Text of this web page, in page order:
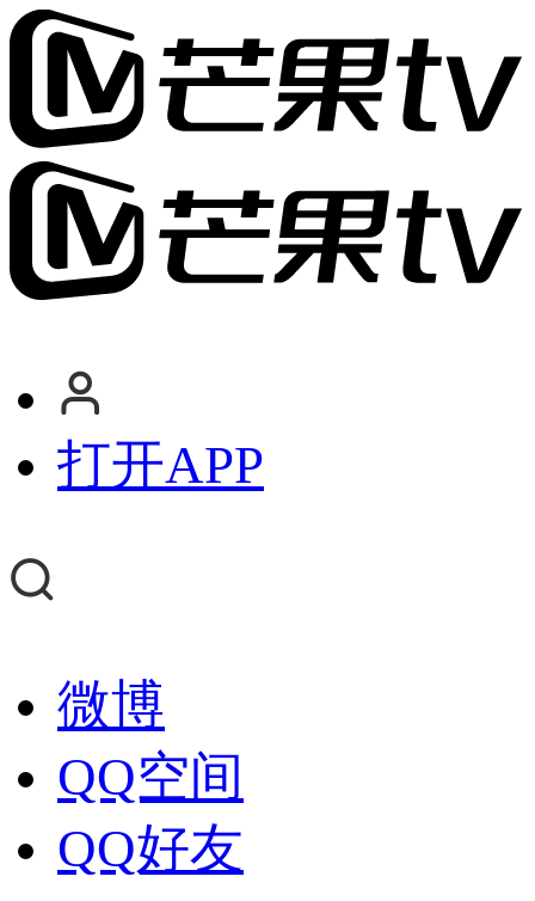
打开APP
微博
QQ空间
QQ好友